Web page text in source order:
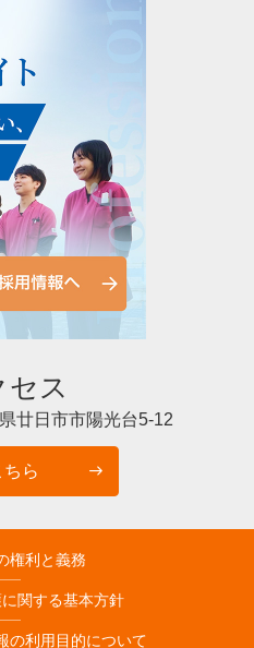
セス
廿日市市陽光台5-12
ら
権利と義務
関する基本方針
の利用目的について